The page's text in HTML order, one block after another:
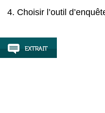
4. Choisir l’outil